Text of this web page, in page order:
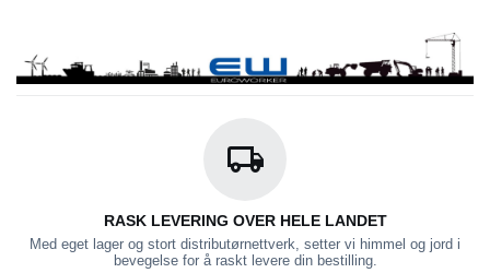
RASK LEVERING OVER HELE LANDET
Med eget lager og stort distributørnettverk, setter vi himmel og jord i
bevegelse for å raskt levere din bestilling.